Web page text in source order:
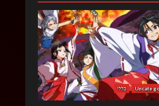
כללי